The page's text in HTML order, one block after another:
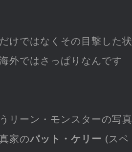
けではなくその目撃した状
外ではさっぱりなんです
リーン・モンスターの写真
家のパット・ケリー (スペ